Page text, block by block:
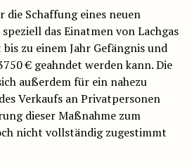
Schaffung eines neuen
das Einatmen von Lachgas
zu einem Jahr Gefängnis und
€ geahndet werden kann. Die
außerdem für ein nahezu
Verkaufs an Privatpersonen
dieser Maßnahme zum
nicht vollständig zugestimmt